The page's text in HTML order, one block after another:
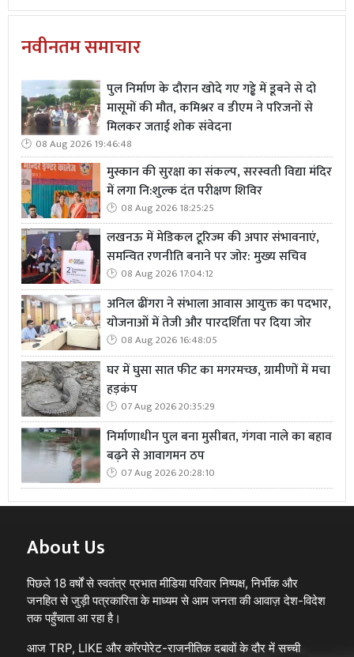
नवीनतम समाचार
पुल निर्माण के दौरान खोदे गए गड्ढे में डूबने से दो
मासूमों की मौत, कमिश्नर व डीएम ने परिजनों से
मिलकर जताई शोक संवेदना
08 Aug 2026 19:46:48
मुस्कान की सुरक्षा का संकल्प, सरस्वती विद्या मंदिर
में लगा नि:शुल्क दंत परीक्षण शिविर
08 Aug 2026 18:25:25
लखनऊ में मेडिकल टूरिज्म की अपार संभावनाएं,
समन्वित रणनीति बनाने पर जोर: मुख्य सचिव
08 Aug 2026 17:04:12
अनिल ढींगरा ने संभाला आवास आयुक्त का पदभार,
योजनाओं में तेजी और पारदर्शिता पर दिया जोर
08 Aug 2026 16:48:05
घर में घुसा सात फीट का मगरमच्छ, ग्रामीणों में मचा
हड़कंप
07 Aug 2026 20:35:29
निर्माणाधीन पुल बना मुसीबत, गंगवा नाले का बहाव
बढ़ने से आवागमन ठप
07 Aug 2026 20:28:10
About Us
पिछले 18 वर्षों से स्वतंत्र प्रभात मीडिया परिवार निष्पक्ष, निर्भीक और
जनहित से जुड़ी पत्रकारिता के माध्यम से आम जनता की आवाज़ देश-विदेश
तक पहुँचाता आ रहा है।
आज TRP, LIKE और कॉरपोरेट-राजनीतिक दबावों के दौर में सच्ची